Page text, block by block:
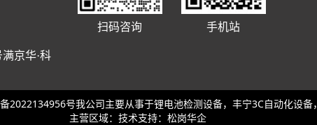
京华·科
扫码咨询 手机站
2022134956号我公司主要从事于锂电池检测设备， 丰宁3C自动化设备，
主营区域：技术支持： 松岗华企